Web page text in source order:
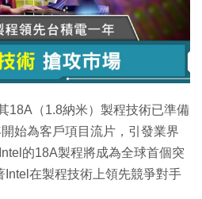
18A（1.8納米）製程技術已準備
始為客戶項目流片，引發業界
的18A製程將成為全球首個突
在製程技術上領先競爭對手